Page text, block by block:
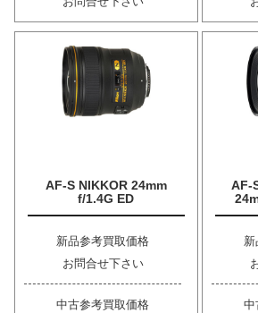
AF-S NIKKOR 24mm
f/1.4G ED
新品参考買取価格
お問合せ下さい
中古参考買取価格
AF-
中